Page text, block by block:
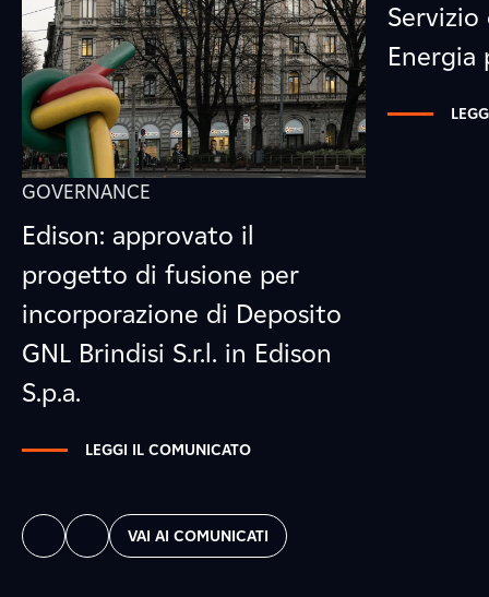
GOVERNANCE
Edison: approvato il
progetto di fusione per
incorporazione di Deposito
GNL Brindisi S.r.l. in Edison
S.p.a.
LEGGI IL COMUNICATO
Energia
VAI AI COMUNICATI